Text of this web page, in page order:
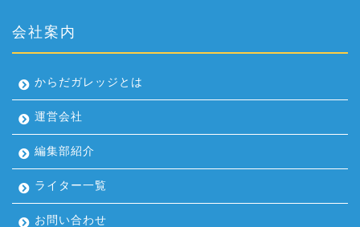
会社案内
からだガレッジとは
運営会社
編集部紹介
ライター一覧
お問い合わせ